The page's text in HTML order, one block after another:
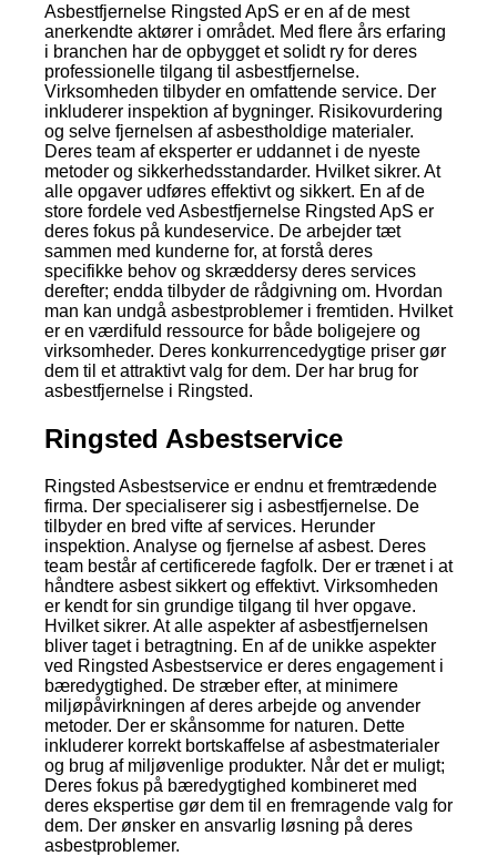
Asbestfjernelse Ringsted ApS er en af de mest
anerkendte aktører i området. Med flere års erfaring
i branchen har de opbygget et solidt ry for deres
professionelle tilgang til asbestfjernelse.
Virksomheden tilbyder en omfattende service. Der
inkluderer inspektion af bygninger. Risikovurdering
og selve fjernelsen af asbestholdige materialer.
Deres team af eksperter er uddannet i de nyeste
metoder og sikkerhedsstandarder. Hvilket sikrer. At
alle opgaver udføres effektivt og sikkert. En af de
store fordele ved Asbestfjernelse Ringsted ApS er
deres fokus på kundeservice. De arbejder tæt
sammen med kunderne for, at forstå deres
specifikke behov og skræddersy deres services
derefter; endda tilbyder de rådgivning om. Hvordan
man kan undgå asbestproblemer i fremtiden. Hvilket
er en værdifuld ressource for både boligejere og
virksomheder. Deres konkurrencedygtige priser gør
dem til et attraktivt valg for dem. Der har brug for
asbestfjernelse i Ringsted.
Ringsted Asbestservice
Ringsted Asbestservice er endnu et fremtrædende
firma. Der specialiserer sig i asbestfjernelse. De
tilbyder en bred vifte af services. Herunder
inspektion. Analyse og fjernelse af asbest. Deres
team består af certificerede fagfolk. Der er trænet i at
håndtere asbest sikkert og effektivt. Virksomheden
er kendt for sin grundige tilgang til hver opgave.
Hvilket sikrer. At alle aspekter af asbestfjernelsen
bliver taget i betragtning. En af de unikke aspekter
ved Ringsted Asbestservice er deres engagement i
bæredygtighed. De stræber efter, at minimere
miljøpåvirkningen af deres arbejde og anvender
metoder. Der er skånsomme for naturen. Dette
inkluderer korrekt bortskaffelse af asbestmaterialer
og brug af miljøvenlige produkter. Når det er muligt;
Deres fokus på bæredygtighed kombineret med
deres ekspertise gør dem til en fremragende valg for
dem. Der ønsker en ansvarlig løsning på deres
asbestproblemer.